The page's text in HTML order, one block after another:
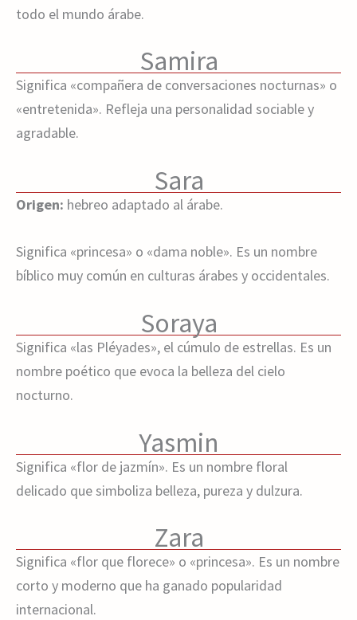
todo el mundo árabe.
Samira
Significa «compañera de conversaciones nocturnas» o
«entretenida». Refleja una personalidad sociable y
agradable.
Sara
Origen: hebreo adaptado al árabe.
Significa «princesa» o «dama noble». Es un nombre
bíblico muy común en culturas árabes y occidentales.
Soraya
Significa «las Pléyades», el cúmulo de estrellas. Es un
nombre poético que evoca la belleza del cielo
nocturno.
Yasmin
Significa «flor de jazmín». Es un nombre floral
delicado que simboliza belleza, pureza y dulzura.
Zara
Significa «flor que florece» o «princesa». Es un nombre
corto y moderno que ha ganado popularidad
internacional.